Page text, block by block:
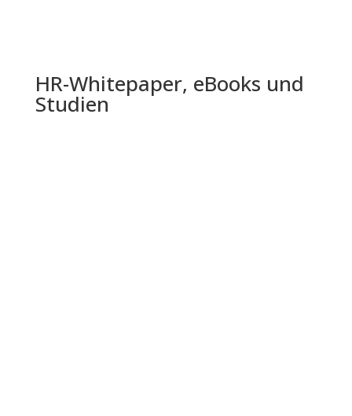
HR-Whitepaper, eBooks und
Studien